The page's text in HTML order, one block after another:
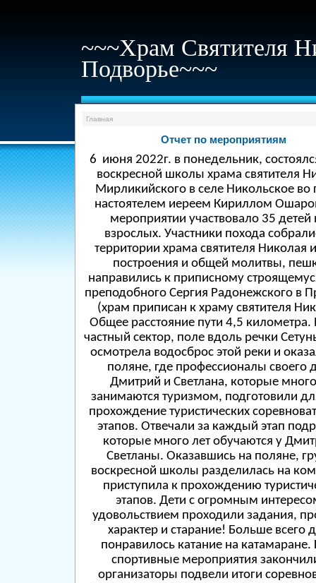
~~~Храм Святителя
Подворье~~~
Главная
Отчет по мероприятиям
6 июня 2022г. в понедельник,
воскресной школы храма святителя
Мирликийского в селе Никольское во
настоятелем иереем Кириллом
мероприятии участвовало 35 детей
взрослых. Участники похода
территории храма святителя Николая
построения и общей молитвы,
направились к приписному
преподобного Сергия Радонежского в
(храм приписан к храму святителя
Общее расстояние пути 4,5
частный сектор, поле вдоль речки
осмотрела водосброс этой реки и
поляне, где профессионалы своего
Дмитрий и Светлана, которые
занимаются туризмом, подготовили
прохождение туристических
этапов. Отвечали за каждый этап
которые много лет обучаются у
Светланы. Оказавшись на поляне,
воскресной школы разделилась на
приступила к прохождению
этапов. Дети с огромным
удовольствием проходили задания,
характер и старание! Больше всего
понравилось катание на катамаране.
спортивные мероприятия
организаторы подвели итоги